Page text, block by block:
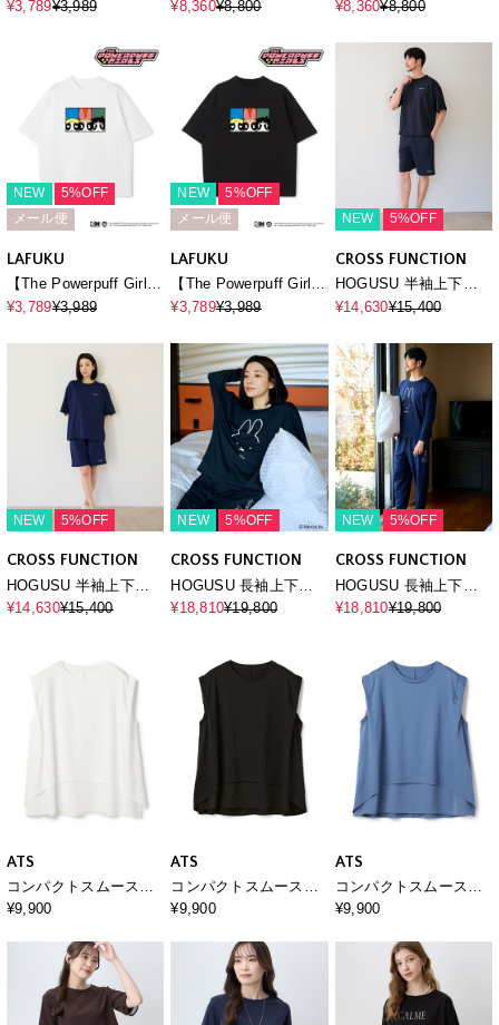
ウォーズ】カスレ加工
リントTシャツ / Over
Harf Sleeve T-
shirt《UNISEX》
（2026SS）
¥3,789¥3,989 miffy
¥8,360¥8,800 miffy
¥8,360¥8,800
NEW
5%OFF
メール便
LAFUKU
【The Powerpuff Girls/
パワーパフ_ガールズ
プリントTシャツ/ Over
Harf Sleeve T-
shirt《UNISEX》
¥3,789¥3,989
NEW
5%OFF
メール便
LAFUKU
【The Powerpuff Girls/
パワーパフ_ガールズ
プリントTシャツ/ Over
Harf Sleeve T-
shirt《UNISEX》
¥3,789¥3,989
NEW 5%OFF
CROSS FUNCTION
HOGUSU 半袖上下セ
ット
¥14,630¥15,400
NEW 5%OFF
CROSS FUNCTION
HOGUSU 半袖上下セ
ット
¥14,630¥15,400
NEW 5%OFF
CROSS FUNCTION
HOGUSU 長袖上下セ
ット miffy
¥18,810¥19,800
NEW 5%OFF
CROSS FUNCTION
HOGUSU 長袖上下セ
ット miffy
¥18,810¥19,800
ATS
コンパクトスムースレ
イヤープルオーバー
¥9,900
ATS
コンパクトスムースレ
イヤープルオーバー
¥9,900
ATS
コンパクトスムースレ
イヤープルオーバー
¥9,900